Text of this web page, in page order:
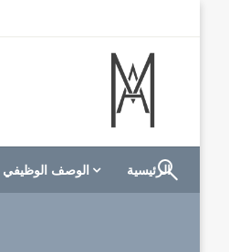
M A hotels | إم ايه هوتيلز
الموقع الأول للعاملين في
الرئيسية الوصف الوظيفي